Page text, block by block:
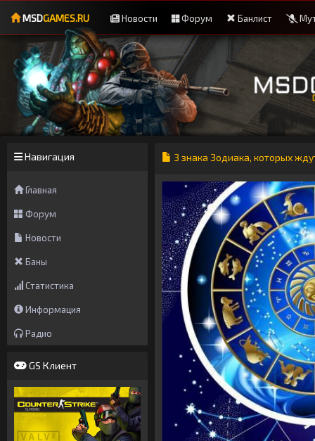
MSDGAMES.RU Новости Форум Банлист
Навигация
Главная
Форум
Новости
Баны
Статистика
Информация
Радио
GS Клиент
3 знака Зодиака, которых